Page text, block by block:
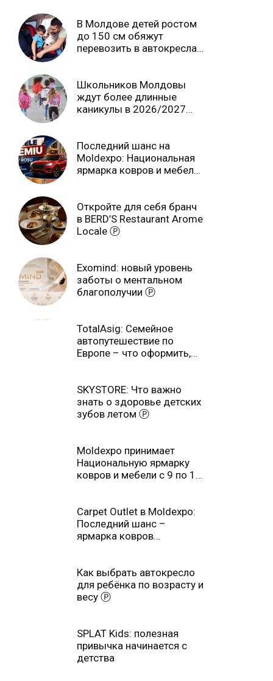
В Молдове детей ростом
до 150 см обяжут
перевозить в автокреслах
Школьников Молдовы
ждут более длинные
каникулы в 2026/2027
Последний шанс на
Moldexpo: Национальная
ярмарка ковров и мебели
Откройте для себя бранч
в BERD’S Restaurant Arome
Locale Ⓟ
Exomind: новый уровень
заботы о ментальном
благополучии Ⓟ
TotalAsig: Семейное
автопутешествие по
Европе – что оформить,
SKYSTORE: Что важно
знать о здоровье детских
зубов летом Ⓟ
Moldexpo принимает
Национальную ярмарку
ковров и мебели с 9 по 14
Carpet Outlet в Moldexpo:
Последний шанс –
ярмарка ковров
Как выбрать автокресло
для ребёнка по возрасту и
весу Ⓟ
SPLAT Kids: полезная
привычка начинается с
детства